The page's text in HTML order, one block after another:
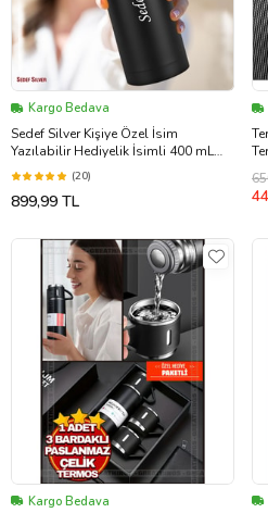
Kargo Bedava
Sedef Silver Kişiye Özel İsim
Yazılabilir Hediyelik İsimli 400 mL
Paslanmaz Çelik Thermos Bardak
Mug Kahve Çay Termos (Siyah)
(20)
899,99 TL
Kargo Bedava